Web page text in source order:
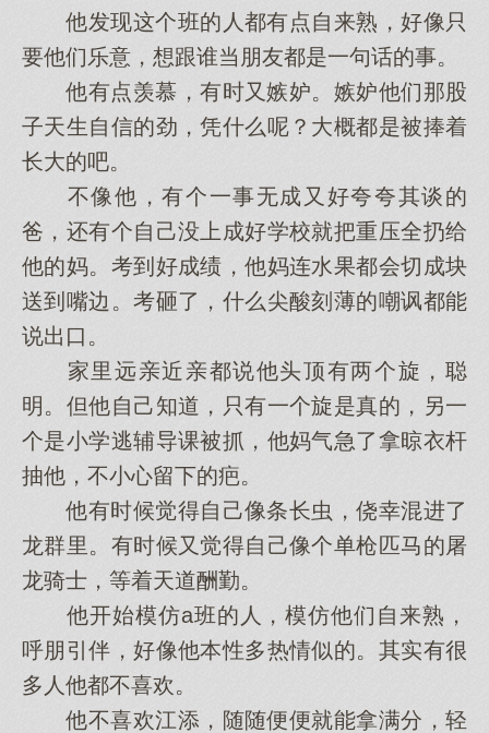
他发现这个班的人都有点自来熟，好像只
要他们乐意，想跟谁当朋友都是一句话的事。
他有点羡慕，有时又嫉妒。嫉妒他们那股
子天生自信的劲，凭什么呢？大概都是被捧着
长大的吧。
不像他，有个一事无成又好夸夸其谈的
爸，还有个自己没上成好学校就把重压全扔给
他的妈。考到好成绩，他妈连水果都会切成块
送到嘴边。考砸了，什么尖酸刻薄的嘲讽都能
说出口。
家里远亲近亲都说他头顶有两个旋，聪
明。但他自己知道，只有一个旋是真的，另一
个是小学逃辅导课被抓，他妈气急了拿晾衣杆
抽他，不小心留下的疤。
他有时候觉得自己像条长虫，侥幸混进了
龙群里。有时候又觉得自己像个单枪匹马的屠
龙骑士，等着天道酬勤。
他开始模仿a班的人，模仿他们自来熟，
呼朋引伴，好像他本性多热情似的。其实有很
多人他都不喜欢。
他不喜欢江添，随随便便就能拿满分，轻